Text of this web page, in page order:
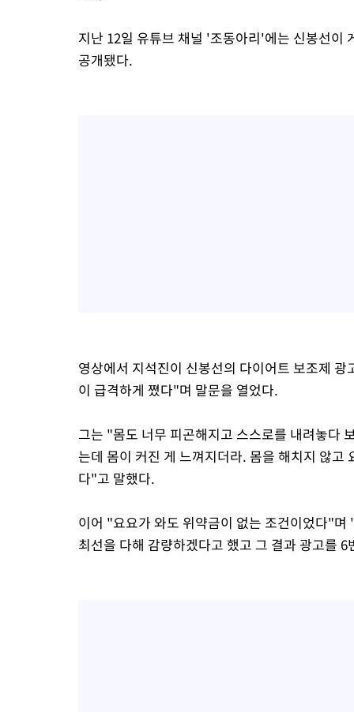
지난 12일 유튜브 채널 '조동아리'에는 신봉선이
공개됐다.
영상에서 지석진이 신봉선의 다이어트 보조제
이 급격하게 쪘다"며 말문을 열었다.
그는 "몸도 너무 피곤해지고 스스로를 내려놓다
는데 몸이 커진 게 느껴지더라. 몸을 해치지 않고
다"고 말했다.
이어 "요요가 와도 위약금이 없는 조건이었다"
최선을 다해 감량하겠다고 했고 그 결과 광고를